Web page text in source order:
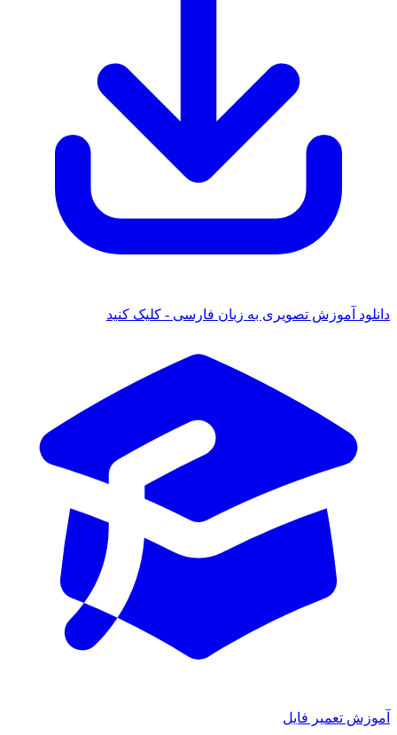
دانلود آموزش تصویری به زبان فارسی - کلیک کنید
آموزش تعمیر فایل